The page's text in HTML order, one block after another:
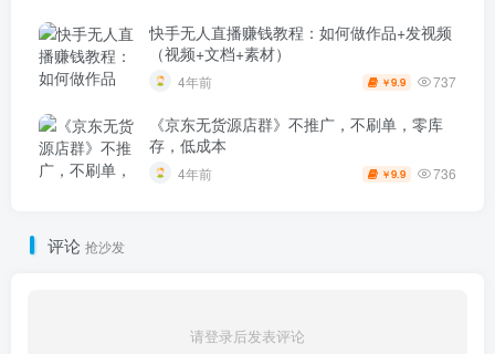
快手无人直播赚钱教程：如何做作品+发视频
（视频+文档+素材）
4年前 ￥9.9 737
《京东无货源店群》不推广，不刷单，零库
存，低成本
4年前 ￥9.9 736
评论 抢沙发
请登录后发表评论